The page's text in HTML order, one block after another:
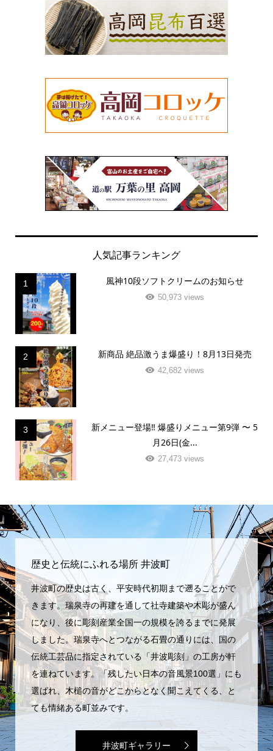
人気記事ランキング
1 風神10段ソフトクリームのお知らせ
50,973 views
2 新商品 絶品激うま爆盛り！8月13日発売
42,682 views
3
新メニュー登場‼️ 爆盛りメニュー第9弾 〜 5
月26日(金...
27,473 views
歴史と伝統にふれる場所 井波町
井波町の歴史は古く、平安時代初期まで遡ることがで
きます。瑞泉寺の再建を通して社寺建築や木彫が盛ん
になり、後に彫刻産業全国一の規模を誇るまでに発展
しました。瑞泉寺へとつながる石畳の通りには、国の
伝統工芸品に指定されている「井波彫刻」の工房が軒
を連ねています。「残したい日本の音風景100選」にも
選ばれ、木槌の音がどこからとなく聞こえてくる、と
ても情緒ある町並みです。
井波町ギャラリー